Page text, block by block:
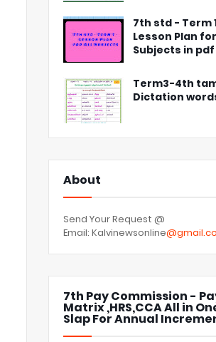
7th std - Term
Lesson Plan
Subjects in
Term3-4th
Dictation
About
Send Your Request @
Email: Kalvinewsonline
7th Pay Commission -
Matrix ,HRS,CCA All in
Slap For Annual